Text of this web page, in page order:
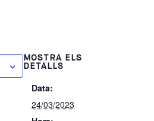
MOSTRA ELS
DETALLS
Data:
24/03/2023